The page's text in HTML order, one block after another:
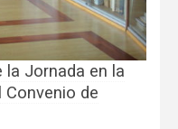
la Jornada en la
de